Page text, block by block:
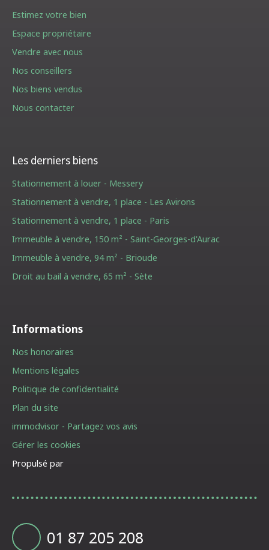
Estimez votre bien
Espace propriétaire
Vendre avec nous
Nos conseillers
Nos biens vendus
Nous contacter
Les derniers biens
Stationnement à louer - Messery
Stationnement à vendre, 1 place - Les Avirons
Stationnement à vendre, 1 place - Paris
Immeuble à vendre, 150 m² - Saint-Georges-d'Aurac
Immeuble à vendre, 94 m² - Brioude
Droit au bail à vendre, 65 m² - Sète
Informations
Nos honoraires
Mentions légales
Politique de confidentialité
Plan du site
immodvisor - Partagez vos avis
Gérer les cookies
Propulsé par
01 87 205 208